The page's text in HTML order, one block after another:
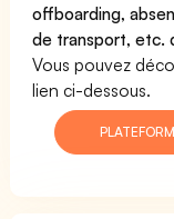
offboarding,
de transport, etc.
Vous pouvez
lien ci-dessous.